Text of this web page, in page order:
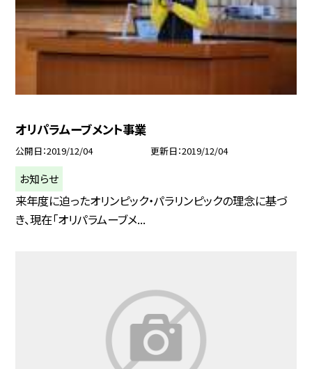
オリパラムーブメント事業
公開日 2019/12/04 更新日 2019/12/04
お知らせ
来年度に迫ったオリンピック・パラリンピックの理念に基づ
き、現在「オリパラムーブメ...